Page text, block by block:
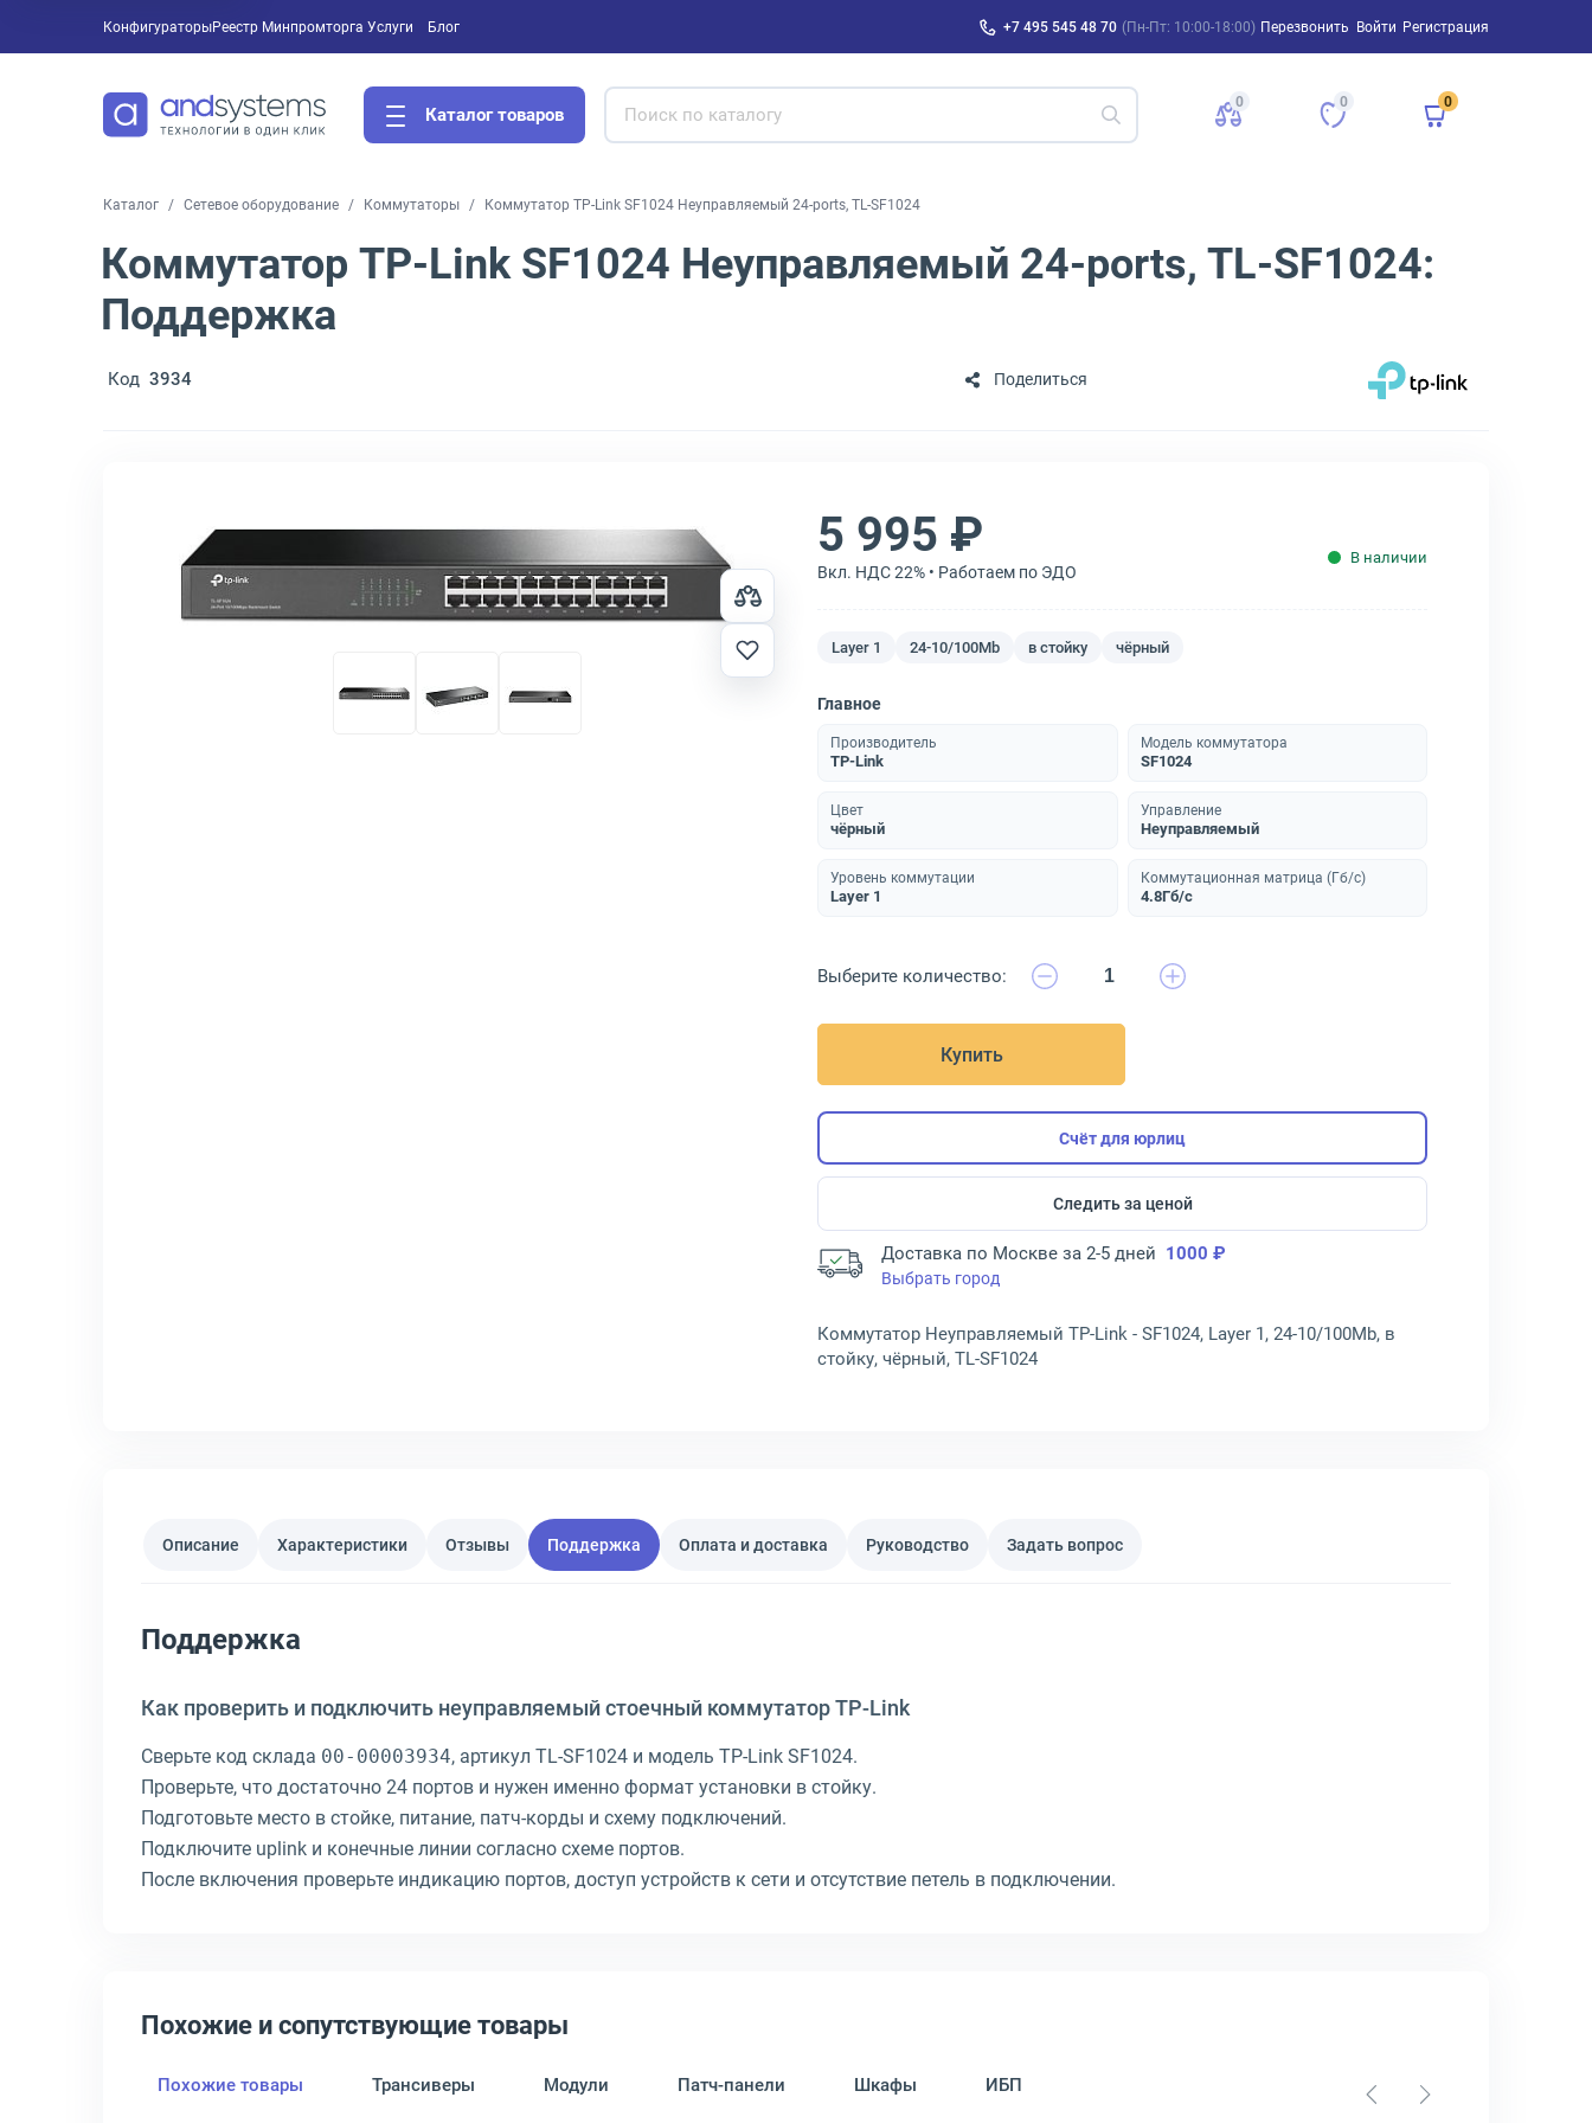
Конфигураторы Услуги
Реестр Минпромторга Блог +7 495 545 48 70 (Пн-Пт: 10:00-18:00) Перезвонить Войти Регистрация
Каталог товаров
0 0 0
Каталог Сетевое оборудование Коммутаторы Коммутатор TP-Link SF1024 Неуправляемый 24-ports, TL-SF1024
Коммутатор TP-Link SF1024 Неуправляемый 24-ports, TL-SF1024:
Поддержка
Код 3934 Поделиться
5 995 ₽
Вкл. НДС 22% • Работаем по ЭДО
В наличии
Layer 1 24-10/100Mb в стойку чёрный
Главное
Производитель
TP-Link
Модель коммутатора
SF1024
Цвет
чёрный
Управление
Неуправляемый
Уровень коммутации
Layer 1
Коммутационная матрица (Гб/с)
4.8Гб/с
Выберите количество:
Купить
Счёт для юрлиц
Следить за ценой
Доставка по Москве за 2-5 дней 1000 ₽
Выбрать город
Коммутатор Неуправляемый TP-Link - SF1024, Layer 1, 24-10/100Mb, в
стойку, чёрный, TL-SF1024
Описание Характеристики Отзывы Поддержка Оплата и доставка Руководство Задать вопрос
Поддержка
Как проверить и подключить неуправляемый стоечный коммутатор TP-Link
Сверьте код склада 00-00003934, артикул TL-SF1024 и модель TP-Link SF1024.
Проверьте, что достаточно 24 портов и нужен именно формат установки в стойку.
Подготовьте место в стойке, питание, патч-корды и схему подключений.
Подключите uplink и конечные линии согласно схеме портов.
После включения проверьте индикацию портов, доступ устройств к сети и отсутствие петель в подключении.
Похожие и сопутствующие товары
Похожие товары Трансиверы Модули Патч-панели Шкафы ИБП